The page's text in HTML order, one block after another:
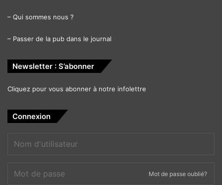
– Qui sommes nous ?
– Passer de la pub dans le journal
Newsletter : S’abonner
Cliquez pour vous abonner à notre infolettre
Connexion
Mot de passe oublié?